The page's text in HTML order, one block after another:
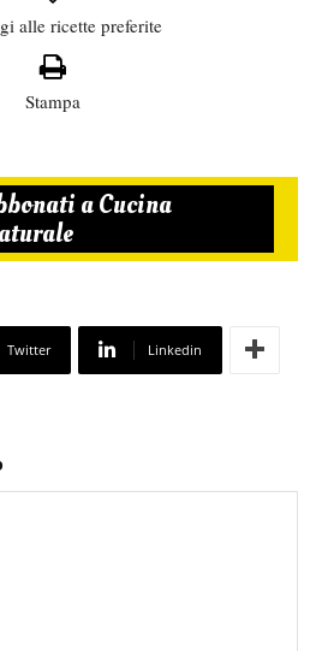
alle ricette preferite
Stampa
a Cucina
Twitter Linkedin